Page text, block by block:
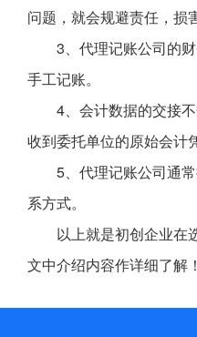
问题，就会规避责任，损
3、代理记账公司的
手工记账。
4、会计数据的交接
收到委托单位的原始会计
5、代理记账公司通
系方式。
以上就是初创企业在
文中介绍内容作详细了解！